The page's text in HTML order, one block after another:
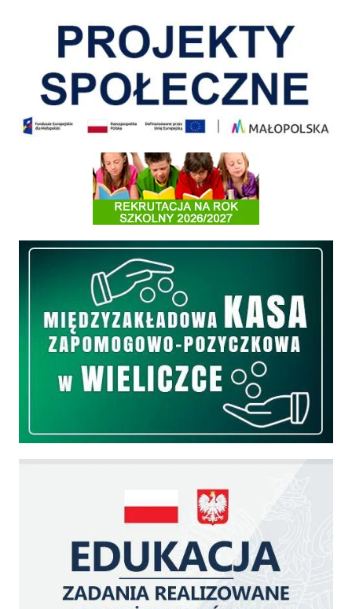
Informacja o terminach rekrutacji na rok szkolny 2026/2027
Międzyzakładowa Kasa Zapomogowo - Pożyczkowa